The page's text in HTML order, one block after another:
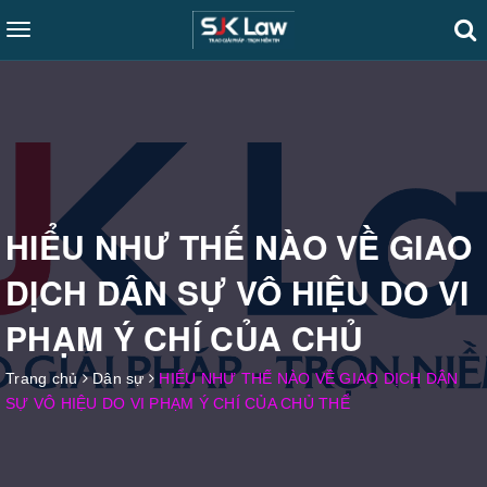
Toggle
navigation
HIỂU NHƯ THẾ NÀO VỀ GIAO
DỊCH DÂN SỰ VÔ HIỆU DO VI
PHẠM Ý CHÍ CỦA CHỦ
Trang chủ Dân sự
HIỂU NHƯ THẾ NÀO VỀ GIAO DỊCH DÂN
SỰ VÔ HIỆU DO VI PHẠM Ý CHÍ CỦA CHỦ THỂ